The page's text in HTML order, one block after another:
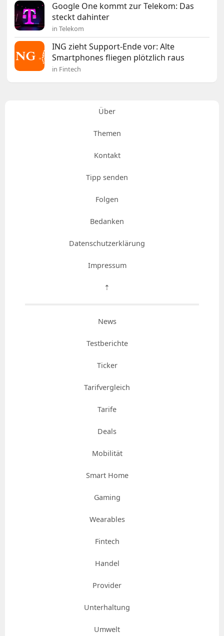
Google One kommt zur Telekom: Das
steckt dahinter
in Telekom
ING zieht Support-Ende vor: Alte
Smartphones fliegen plötzlich raus
in Fintech
Über
Themen
Kontakt
Tipp senden
Folgen
Bedanken
Datenschutzerklärung
Impressum
⇡
News
Testberichte
Ticker
Tarifvergleich
Tarife
Deals
Mobilität
Smart Home
Gaming
Wearables
Fintech
Handel
Provider
Unterhaltung
Umwelt